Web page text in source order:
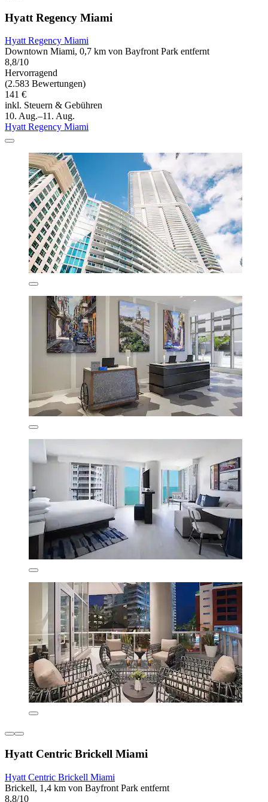
Hyatt Regency Miami
Hyatt Regency Miami
Downtown Miami, 0,7 km von Bayfront Park entfernt
8,8/10
Hervorragend
(2.583 Bewertungen)
141 €
inkl. Steuern & Gebühren
10. Aug.–11. Aug.
Hyatt Regency Miami
Hyatt Centric Brickell Miami
Hyatt Centric Brickell Miami
Brickell, 1,4 km von Bayfront Park entfernt
8,8/10